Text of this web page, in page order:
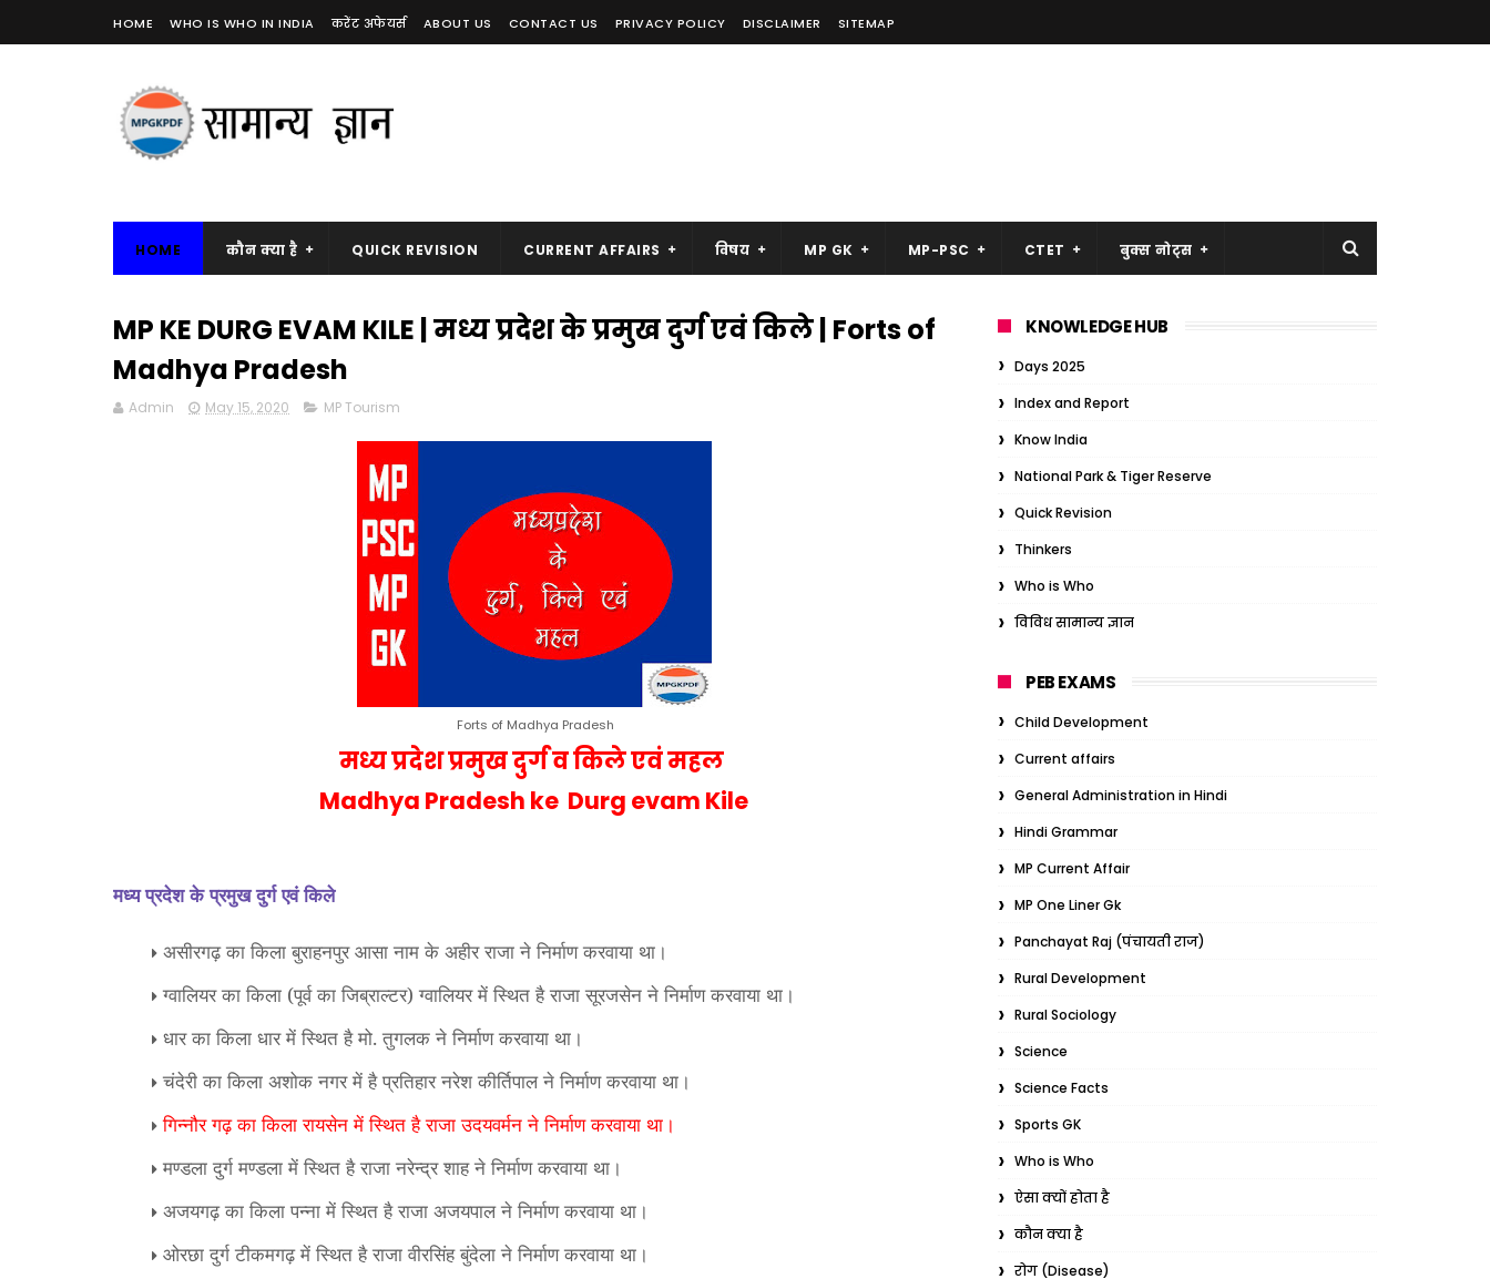
HOME WHO IS WHO IN INDIA करेंट अफेयर्स ABOUT US CONTACT US PRIVACY POLICY DISCLAIMER SITEMAP
HOME कौन क्या है QUICK REVISION CURRENT AFFAIRS विषय MP GK MP-PSC CTET बुक्स नोट्स
MP KE DURG EVAM KILE | मध्य प्रदेश के प्रमुख दुर्ग एवं किले | Forts of
Madhya Pradesh
Admin May 15, 2020 MP Tourism
Forts of Madhya Pradesh
मध्य प्रदेशप्रमुख दुर्ग व किले एवं महल
Madhya Pradesh ke Durg evam Kile
मध्य प्रदेश के प्रमुख दुर्ग एवं किले
असीरगढ़ का किला बुराहनपुर आसा नाम के अहीर राजा ने निर्माण करवाया था।
ग्वालियर का किला (पूर्व का जिब्राल्टर) ग्वालियर में स्थित है राजा सूरजसेन ने निर्माण करवाया था।
धार का किला धार में स्थित है मो. तुगलक ने निर्माण करवाया था।
चंदेरी का किला अशोक नगर में है प्रतिहार नरेश कीर्तिपाल ने निर्माण करवाया था।
गिन्नौर गढ़ का किला रायसेन में स्थित है राजा उदयवर्मन ने निर्माण करवाया था।
मण्डला दुर्ग मण्डला में स्थित है राजा नरेन्द्र शाह ने निर्माण करवाया था।
अजयगढ़ का किला पन्ना में स्थित है राजा अजयपाल ने निर्माण करवाया था।
ओरछा दुर्ग टीकमगढ़ में स्थित है राजा वीरसिंह बुंदेला ने निर्माण करवाया था।
KNOWLEDGE HUB
Days 2025
Index and Report
Know India
National Park & Tiger Reserve
Quick Revision
Thinkers
Who is Who
विविध सामान्य ज्ञान
PEB EXAMS
Child Development
Current affairs
General Administration in Hindi
Hindi Grammar
MP Current Affair
MP One Liner Gk
Panchayat Raj (पंचायती राज)
Rural Development
Rural Sociology
Science
Science Facts
Sports GK
Who is Who
ऐसा क्यों होता है
कौन क्या है
रोग (Disease)